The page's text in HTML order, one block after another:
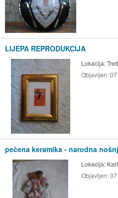
LIJEPA REPRODUKCIJA
Lokacija:
Objavljen:
pečena keramika - narodna
Lokacija:
Objavljen: